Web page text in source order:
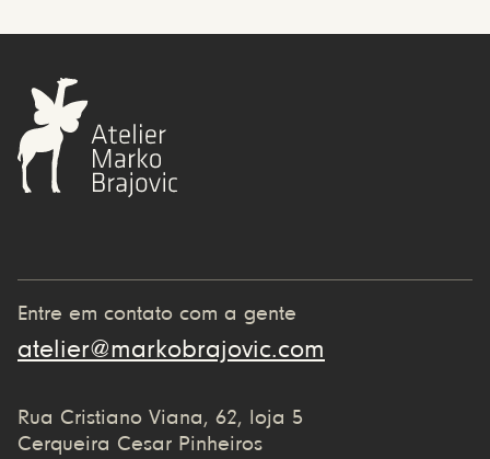
Entre em contato com a gente
atelier@markobrajovic.com
Rua Cristiano Viana, 62, loja 5
Cerqueira Cesar Pinheiros